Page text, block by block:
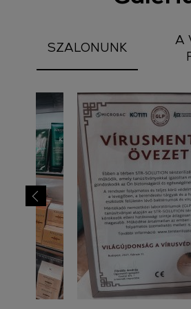
SZALONUNK
A